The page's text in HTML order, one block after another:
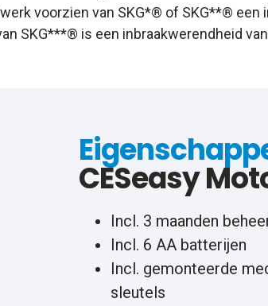
voorzien van SKG*® of SKG**®
SKG***® is een inbraakwerendheid
CESeasy
Incl. 3 maanden
Incl. 6 AA batterijen
Incl. gemonteerde
sleutels